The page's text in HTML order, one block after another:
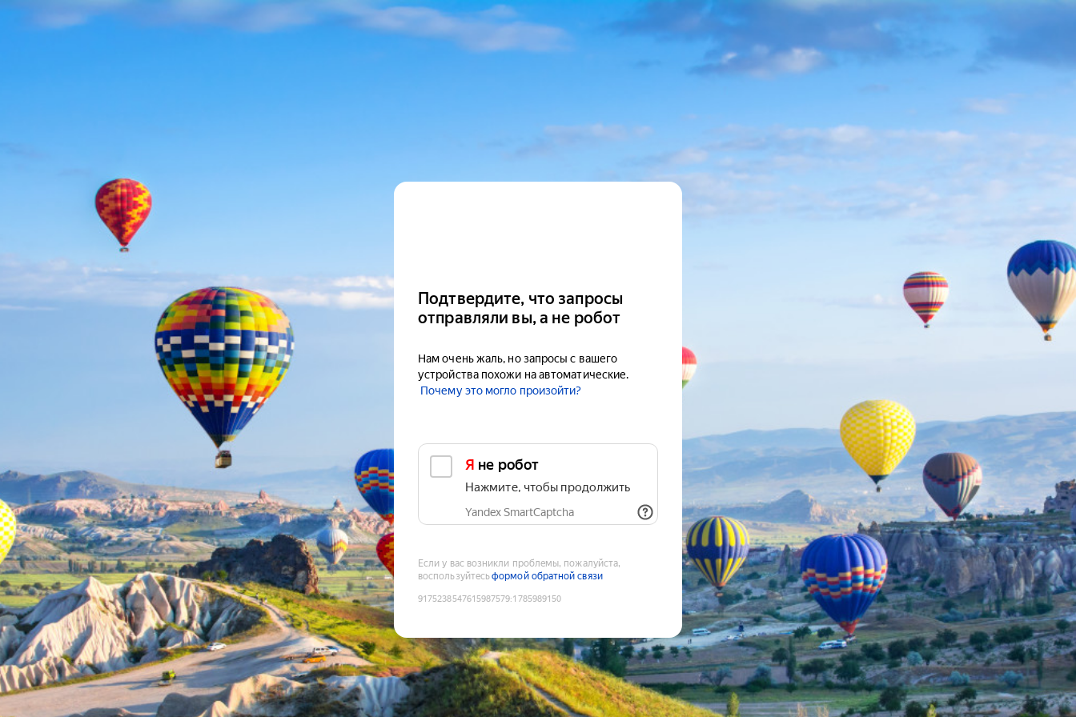
Подтвердите, что запросы
отправляли вы, а не робот
Нам очень жаль, но запросы с вашего
устройства похожи на автоматические.
Почему это могло произойти?
Я не робот
Нажмите, чтобы продолжить
Yandex SmartCaptcha
Если у вас возникли проблемы, пожалуйста,
воспользуйтесьформой обратной связи
9175238547615987579:1785989150